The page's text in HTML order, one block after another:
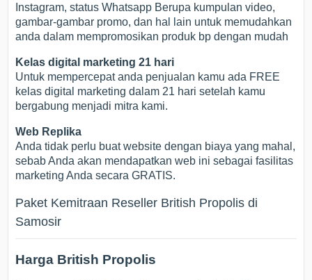
Instagram, status Whatsapp Berupa kumpulan video,
gambar-gambar promo, dan hal lain untuk memudahkan
anda dalam mempromosikan produk bp dengan mudah
Kelas digital marketing 21 hari
Untuk mempercepat anda penjualan kamu ada FREE
kelas digital marketing dalam 21 hari setelah kamu
bergabung menjadi mitra kami.
Web Replika
Anda tidak perlu buat website dengan biaya yang mahal,
sebab Anda akan mendapatkan web ini sebagai fasilitas
marketing Anda secara GRATIS.
Paket Kemitraan Reseller British Propolis di
Samosir
Harga British Propolis